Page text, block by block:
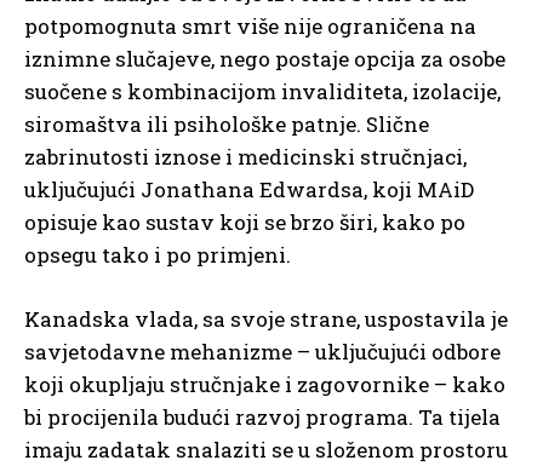
potpomognuta smrt više nije ograničena na
iznimne slučajeve, nego postaje opcija za osobe
suočene s kombinacijom invaliditeta, izolacije,
siromaštva ili psihološke patnje. Slične
zabrinutosti iznose i medicinski stručnjaci,
uključujući Jonathana Edwardsa, koji MAiD
opisuje kao sustav koji se brzo širi, kako po
opsegu tako i po primjeni.
Kanadska vlada, sa svoje strane, uspostavila je
savjetodavne mehanizme – uključujući odbore
koji okupljaju stručnjake i zagovornike – kako
bi procijenila budući razvoj programa. Ta tijela
imaju zadatak snalaziti se u složenom prostoru